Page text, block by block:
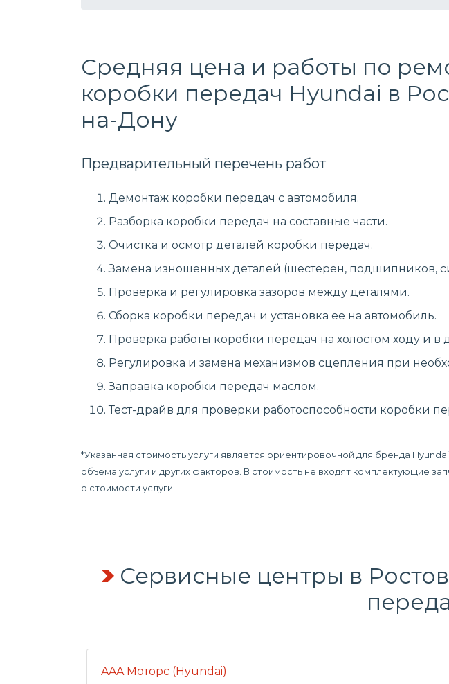
Средняя цена и работы по
коробки передач Hyundai в
на-Дону
Предварительный перечень работ
Демонтаж коробки передач с автомобиля.
Разборка коробки передач на составные части.
Очистка и осмотр деталей коробки передач.
Замена изношенных деталей (шестерен, подшипников,
Проверка и регулировка зазоров между деталями.
Сборка коробки передач и установка ее на автомобиль.
Проверка работы коробки передач на холостом ходу и в
Регулировка и замена механизмов сцепления при
Заправка коробки передач маслом.
Тест-драйв для проверки работоспособности коробки
*Указанная стоимость услуги является ориентировочной для бренда
объема услуги и других факторов. В стоимость не входят комплектующие
о стоимости услуги.
Сервисные центры в
AAA Моторс (Hyundai)